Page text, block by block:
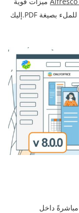
للعمل مع ملفات PDF وإنشاء نماذج تفاعلية قابلة للملء بصيغة PDF.إليك
مباشرةً داخل